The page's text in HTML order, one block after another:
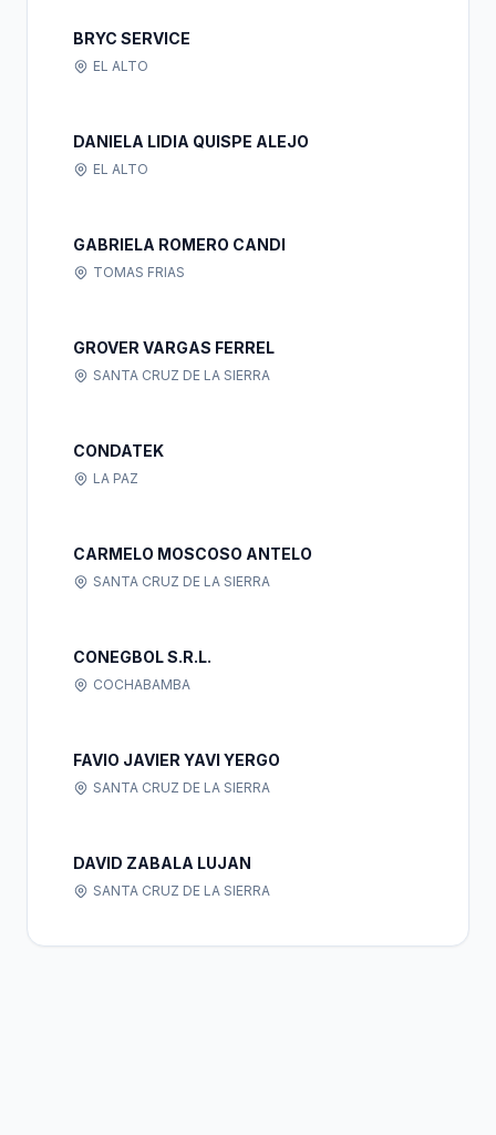
BRYC SERVICE
EL ALTO
DANIELA LIDIA QUISPE ALEJO
EL ALTO
GABRIELA ROMERO CANDI
TOMAS FRIAS
GROVER VARGAS FERREL
SANTA CRUZ DE LA SIERRA
CONDATEK
LA PAZ
CARMELO MOSCOSO ANTELO
SANTA CRUZ DE LA SIERRA
CONEGBOL S.R.L.
COCHABAMBA
FAVIO JAVIER YAVI YERGO
SANTA CRUZ DE LA SIERRA
DAVID ZABALA LUJAN
SANTA CRUZ DE LA SIERRA